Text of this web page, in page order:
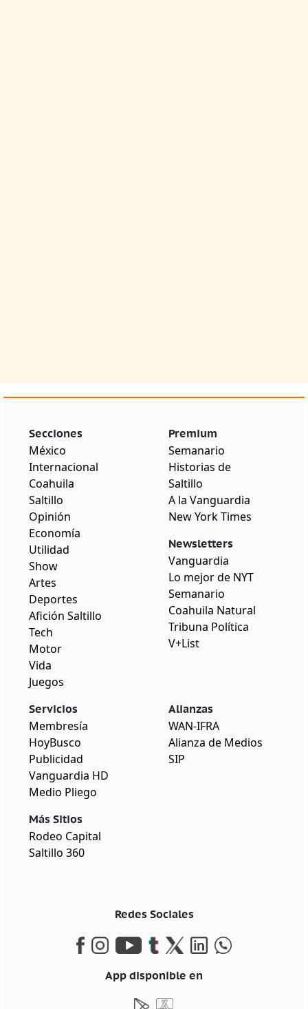
Secciones
México
Internacional
Coahuila
Saltillo
Opinión
Economía
Utilidad
Show
Artes
Deportes
Afición Saltillo
Tech
Motor
Vida
Juegos
Premium
Semanario
Historias de
Saltillo
A la Vanguardia
New York Times
Newsletters
Vanguardia
Lo mejor de NYT
Semanario
Coahuila Natural
Tribuna Política
V+List
Servicios
Membresía
HoyBusco
Publicidad
Vanguardia HD
Medio Pliego
Más Sitios
Rodeo Capital
Saltillo 360
Alianzas
WAN-IFRA
Alianza de Medios
SIP
Redes Sociales
App disponible en